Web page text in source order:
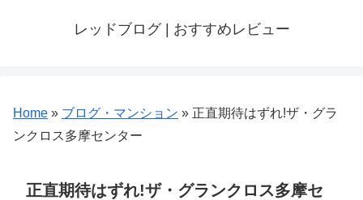
レッドブログ | おすすめレビュー
Home » ブログ・マンション » 正直期待はずれ!ザ・グラ
ンクロス多摩センター
正直期待はずれ!ザ・グランクロス多摩セ